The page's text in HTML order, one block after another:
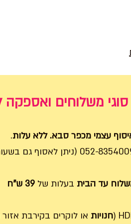
משלוחים ואספקה
עצמי מכפר סבא. ללא עלות.
עד הבית בעלות של39 ש"ח
חנויות או לוקרים בקירבת אזור